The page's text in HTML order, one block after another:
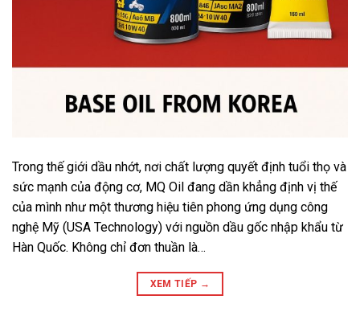
Trong thế giới dầu nhớt, nơi chất lượng quyết định tuổi thọ và
sức mạnh của động cơ, MQ Oil đang dần khẳng định vị thế
của mình như một thương hiệu tiên phong ứng dụng công
nghệ Mỹ (USA Technology) với nguồn dầu gốc nhập khẩu từ
Hàn Quốc. Không chỉ đơn thuần là…
XEM TIẾP →